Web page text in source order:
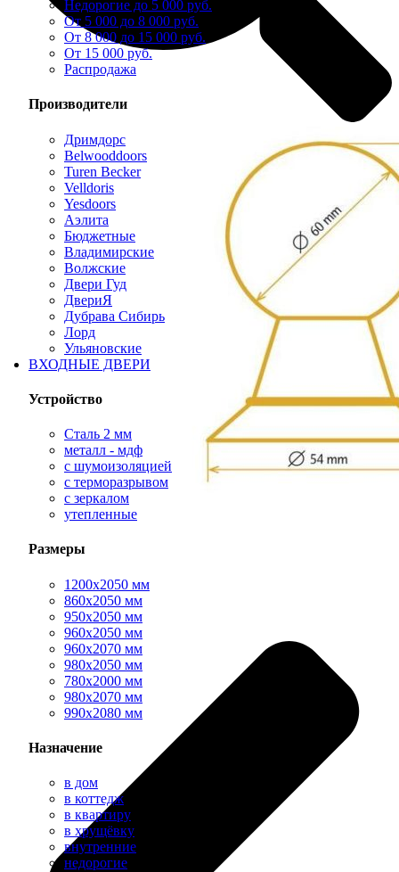
Недорогие до 5 000 руб.
От 5 000 до 8 000 руб.
От 8 000 до 15 000 руб.
От 15 000 руб.
Распродажа
Производители
Дримдорс
Belwooddoors
Turen Becker
Velldoris
Yesdoors
Аэлита
Бюджетные
Владимирские
Волжские
Двери Гуд
ДвериЯ
Дубрава Сибирь
Лорд
Ульяновские
ВХОДНЫЕ ДВЕРИ
Устройство
Сталь 2 мм
металл - мдф
с шумоизоляцией
с терморазрывом
с зеркалом
утепленные
Размеры
1200х2050 мм
860х2050 мм
950х2050 мм
960х2050 мм
960х2070 мм
980х2050 мм
780х2000 мм
980х2070 мм
990х2080 мм
Назначение
в дом
в коттедж
в квартиру
в хрущёвку
внутренние
недорогие